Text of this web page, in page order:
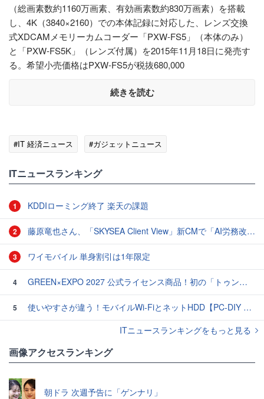
（総画素数約1160万画素、有効画素数約830万画素）を搭載
し、4K（3840×2160）での本体記録に対応した、レンズ交換
式XDCAMメモリーカムコーダー「PXW-FS5」（本体のみ）
と「PXW-FS5K」（レンズ付属）を2015年11月18日に発売す
る。希望小売価格はPXW-FS5が税抜680,000
続きを読む
#IT 経済ニュース #ガジェットニュース
ITニュースランキング
1 KDDIローミング終了 楽天の課題
2 藤原竜也さん、「SKYSEA Client View」新CMで「AI労務改善」をアピール 働き方をAIが分析したら「すぐに休んで」と言われる？
3 ワイモバイル 単身割引は1年限定
4 GREEN×EXPO 2027 公式ライセンス商品！初の「トゥンクトゥンク」公式LINEスタンプ、販売開始
5
使いやすさが違う！モバイルWi-FiとネットHDD【PC-DIY 秋の陣】
ITニュースランキングをもっと見る
画像アクセスランキング
朝ドラ 次週予告に「ゲンナリ」